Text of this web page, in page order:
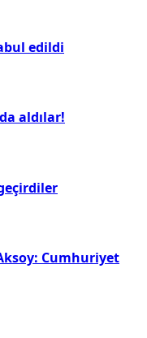
edildi
aldılar!
Cumhuriyet